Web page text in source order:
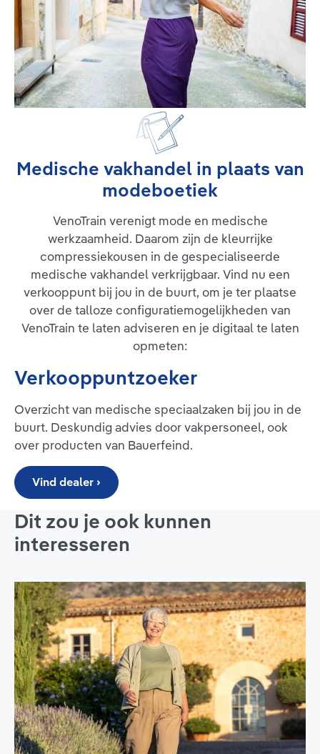
Medische vakhandel in plaats van
modeboetiek
VenoTrain verenigt mode en medische
werkzaamheid. Daarom zijn de kleurrijke
compressiekousen in de gespecialiseerde
medische vakhandel verkrijgbaar. Vind nu een
verkooppunt bij jou in de buurt, om je ter plaatse
over de talloze configuratiemogelijkheden van
VenoTrain te laten adviseren en je digitaal te laten
opmeten:
Verkooppuntzoeker
Overzicht van medische speciaalzaken bij jou in de
buurt. Deskundig advies door vakpersoneel, ook
over producten van Bauerfeind.
Vind dealer ›
Dit zou je ook kunnen
interesseren